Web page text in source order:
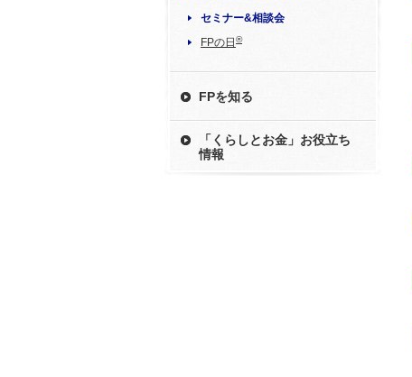
セミナー&相談会
FPの日 ®
FPを知る
「くらしとお金」お役立ち
情報